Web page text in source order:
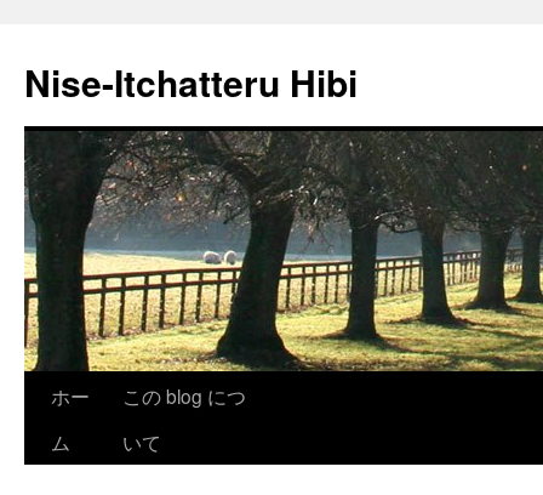
Nise-Itchatteru Hibi
ホー
ム
この blog につ
いて